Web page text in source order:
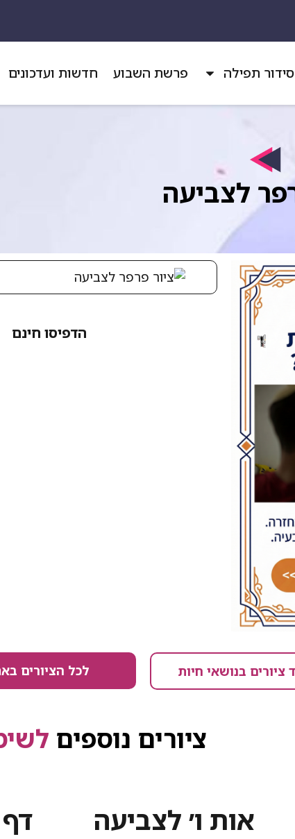
סידור תפילה פרשת השבוע חדשות ועדכונים
לצביעה
הדפיסו חינם
ציורים בנושאי חיות לכל הציורים
ציורים נוספים
אות ו׳ לצביעה